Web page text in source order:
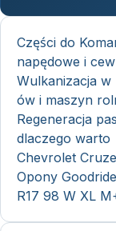
Części do
napędowe i
Wulkanizacja
ów i maszyn
Regeneracja
dlaczego warto
Chevrolet
Opony
R17 98 W XL